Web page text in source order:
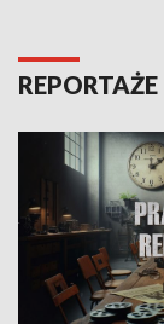
REPORTAŻE